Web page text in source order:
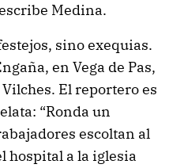
Medina.
sino exequias.
en Vega de Pas,
El reportero es
“Ronda un
escoltan al
hospital a la iglesia